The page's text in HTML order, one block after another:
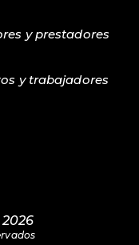
y prestadores
y trabajadores
2026